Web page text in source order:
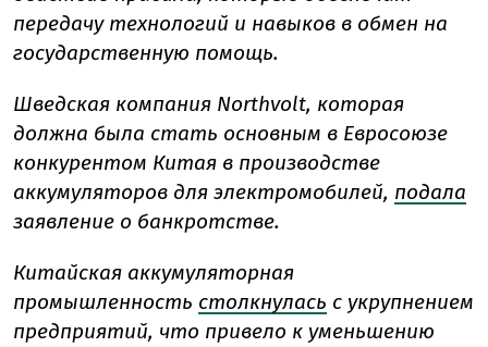
передачу технологий и навыков в обмен на
государственную помощь.
Шведская компания Northvolt, которая
должна была стать основным в Евросоюзе
конкурентом Китая в производстве
аккумуляторов для электромобилей, подала
заявление о банкротстве.
Китайская аккумуляторная
промышленность столкнулась с укрупнением
предприятий, что привело к уменьшению